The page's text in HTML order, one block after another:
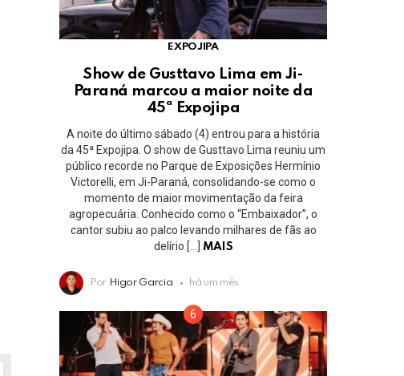
EXPOJIPA
Show de Gusttavo Lima em Ji-
Paraná marcou a maior noite da
45ª Expojipa
A noite do último sábado (4) entrou para a história
da 45ª Expojipa. O show de Gusttavo Lima reuniu um
público recorde no Parque de Exposições Hermínio
Victorelli, em Ji-Paraná, consolidando-se como o
momento de maior movimentação da feira
agropecuária. Conhecido como o “Embaixador”, o
cantor subiu ao palco levando milhares de fãs ao
delírio […]
MAIS
Por Higor Garcia há um mês